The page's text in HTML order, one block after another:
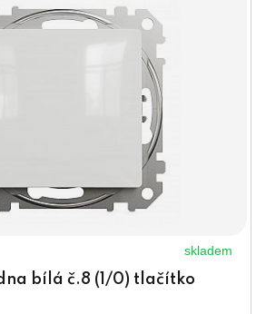
skladem
bílá č.8 (1/0) tlačítko